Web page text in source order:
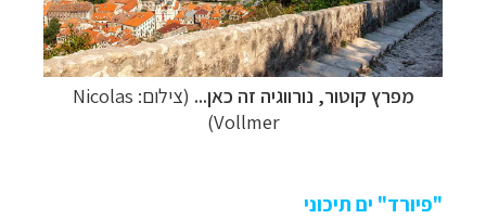
מפרץ קוטור, נורווגיה זה כאן... (צילום: Nicolas
Vollmer
)
"פיורד" ים תיכוני